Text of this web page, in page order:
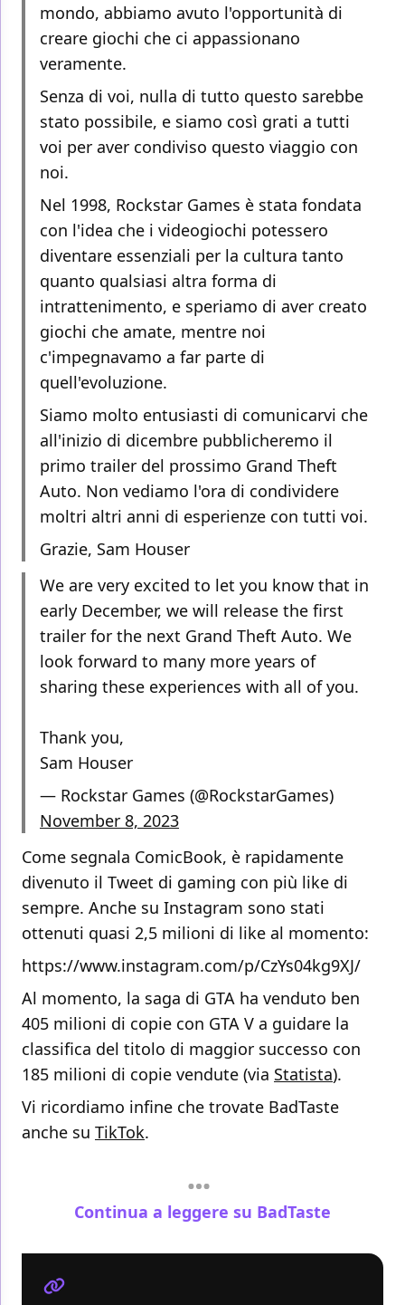
mondo, abbiamo avuto l'opportunità di
creare giochi che ci appassionano
veramente.
Senza di voi, nulla di tutto questo sarebbe
stato possibile, e siamo così grati a tutti
voi per aver condiviso questo viaggio con
noi.
Nel 1998, Rockstar Games è stata fondata
con l'idea che i videogiochi potessero
diventare essenziali per la cultura tanto
quanto qualsiasi altra forma di
intrattenimento, e speriamo di aver creato
giochi che amate, mentre noi
c'impegnavamo a far parte di
quell'evoluzione.
Siamo molto entusiasti di comunicarvi che
all'inizio di dicembre pubblicheremo il
primo trailer del prossimo Grand Theft
Auto. Non vediamo l'ora di condividere
moltri altri anni di esperienze con tutti voi.
Grazie, Sam Houser
We are very excited to let you know that in
early December, we will release the first
trailer for the next Grand Theft Auto. We
look forward to many more years of
sharing these experiences with all of you.
Thank you,
Sam Houser
— Rockstar Games (@RockstarGames)
November 8, 2023
Come segnala ComicBook, è rapidamente
divenuto il Tweet di gaming con più like di
sempre. Anche su Instagram sono stati
ottenuti quasi 2,5 milioni di like al momento:
https://www.instagram.com/p/CzYs04kg9XJ/
Al momento, la saga di GTA ha venduto ben
405 milioni di copie con GTA V a guidare la
classifica del titolo di maggior successo con
185 milioni di copie vendute (via Statista).
Vi ricordiamo infine che trovate BadTaste
anche su TikTok.
Continua a leggere su BadTaste